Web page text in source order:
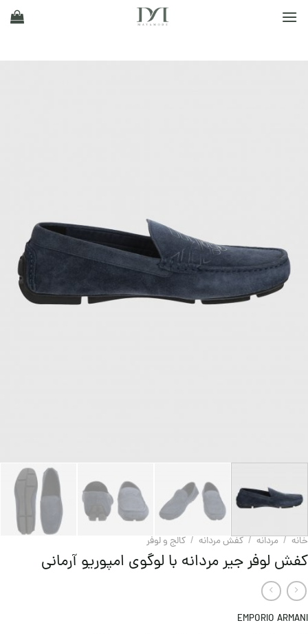
خانه / مردانه / کفش مردانه / کالج و لوفر
کفش لوفر جیر مردانه با لوگوی امپوریو آرمانی
EMPORIO ARMANI